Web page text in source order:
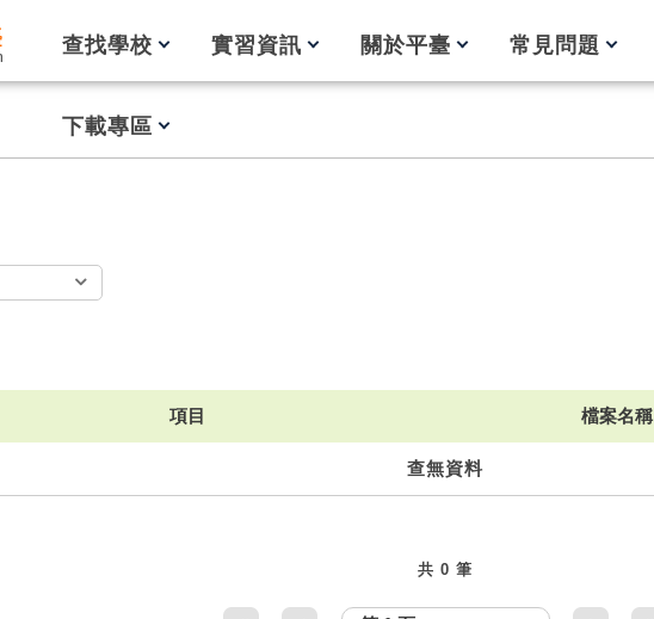
查找學校 實習資訊 關於平臺 常見問題
下載專區
項目 檔案名稱
查無資料
共 0 筆